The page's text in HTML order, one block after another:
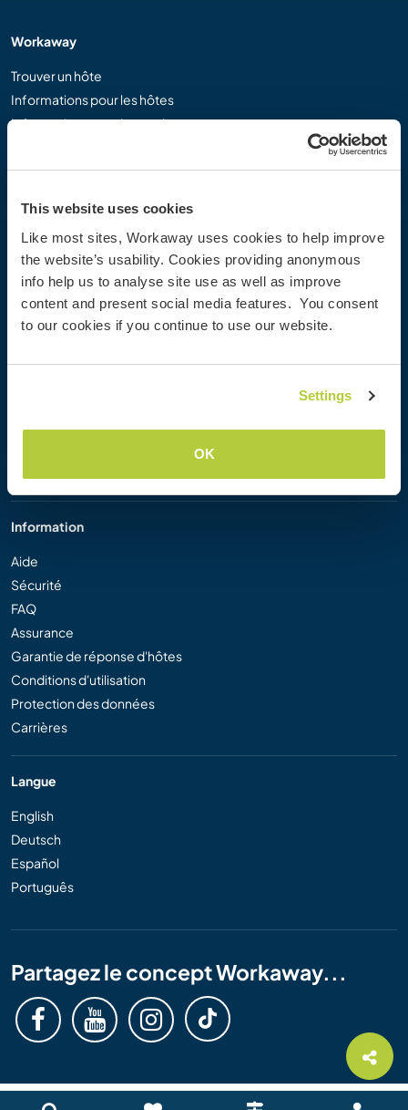
This website uses cookies
Like most sites, Workaway uses cookies to help improve
the website’s usability. Cookies providing anonymous
info help us to analyse site use as well as improve
content and present social media features. You consent
to our cookies if you continue to use our website.
Settings
OK
Workaway
Trouver un hôte
Informations pour les hôtes
Informations pour les workawayers
S'inscrire comme hôte
Réductions et partenaires
Workaway Blog
Galerie de photos Workaway
Information
Aide
Sécurité
FAQ
Assurance
Garantie de réponse d'hôtes
Conditions d'utilisation
Protection des données
Carrières
Langue
English
Deutsch
Español
Português
Partagez le concept Workaway...